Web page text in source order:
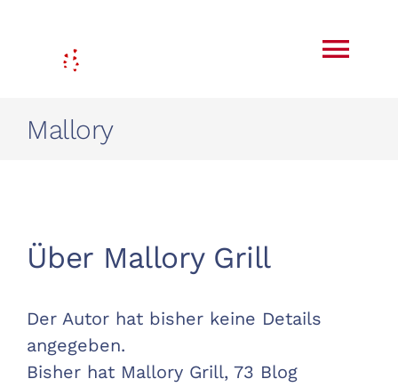
springen
Regenerative Landwirtschaft
Blog
Kontakt
Mein Konto
Mallory
Über Mallory Grill
Der Autor hat bisher keine Details
angegeben.
Bisher hat Mallory Grill, 73 Blog